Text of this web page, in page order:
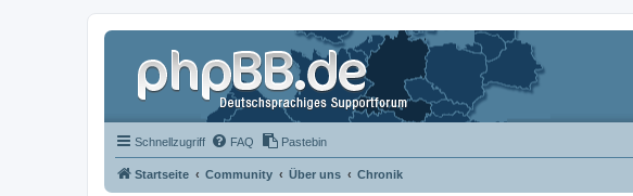
Schnellzugriff FAQ Pastebin
Startseite Community Über uns Chronik